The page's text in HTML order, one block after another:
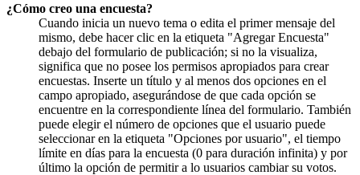
¿Cómo creo una encuesta?
Cuando inicia un nuevo tema o edita el primer mensaje del
mismo, debe hacer clic en la etiqueta "Agregar Encuesta"
debajo del formulario de publicación; si no la visualiza,
significa que no posee los permisos apropiados para crear
encuestas. Inserte un título y al menos dos opciones en el
campo apropiado, asegurándose de que cada opción se
encuentre en la correspondiente línea del formulario. También
puede elegir el número de opciones que el usuario puede
seleccionar en la etiqueta "Opciones por usuario", el tiempo
límite en días para la encuesta (0 para duración infinita) y por
último la opción de permitir a lo usuarios cambiar su votos.